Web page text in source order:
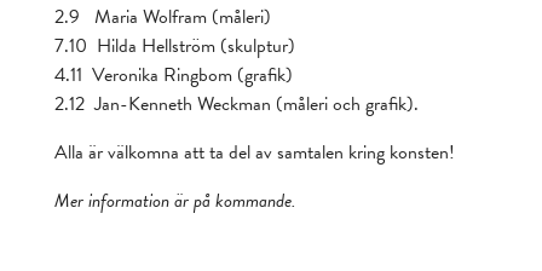
2.9 Maria Wolfram (måleri)
7.10 Hilda Hellström (skulptur)
4.11 Veronika Ringbom (grafik)
2.12 Jan-Kenneth Weckman (måleri och grafik).
Alla är välkomna att ta del av samtalen kring konsten!
Mer information är på kommande.